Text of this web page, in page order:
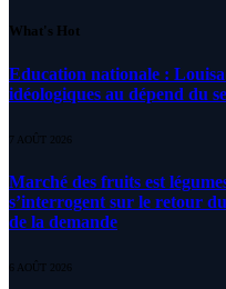
What's Hot
Education nationale : Louisa
idéologiques au dépend du
7 AOÛT 2026
Marché des fruits est
s’interrogent sur le retour
de la demande
6 AOÛT 2026